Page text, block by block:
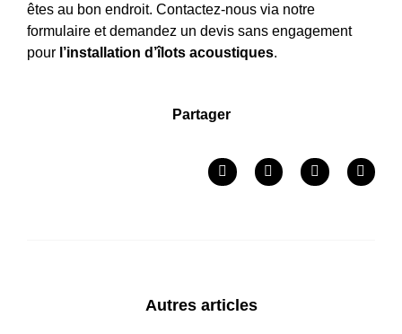
êtes au bon endroit. Contactez-nous via notre
formulaire et demandez un devis sans engagement
pour l’installation d’îlots acoustiques.
Partager
Autres articles